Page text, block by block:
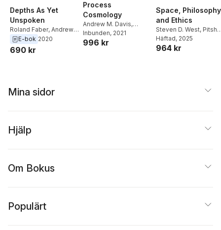
Depths As Yet
Unspoken
Roland Faber, Andrew
M. Davis
E-bok 2020
690 kr
Process
Cosmology
Andrew M. Davis,
Maria-Teresa Teixeira
Wm. Andrew Schwartz
Inbunden, 2021
996 kr
Space, Philosophy
and Ethics
Steven D. West,
Moleka ,Anil Singh
Matoo,Eric Michael
Blanco,Yury
Tyler
William H. U. Anderson
Häftad, 2025
964 kr
Mina sidor
Hjälp
Om Bokus
Populärt